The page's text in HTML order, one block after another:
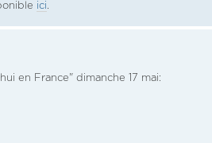
ici.
en France" dimanche 17 mai: